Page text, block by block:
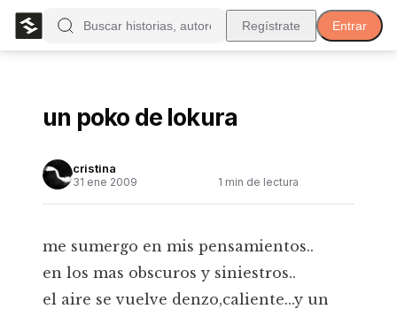
Regístrate Entrar
un poko de lokura
cristina
31 ene 2009 1 min de lectura
me sumergo en mis pensamientos..
en los mas obscuros y siniestros..
el aire se vuelve denzo,caliente...y un